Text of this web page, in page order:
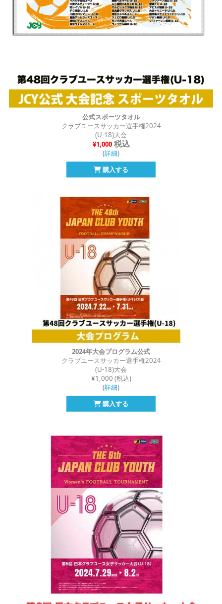
公式スポーツタオル
クラブユースサッカー選手権2024
(U-18)大会
¥1,000税込
(詳細)
購入する
2024年大会プログラム公式
クラブユースサッカー選手権2024
(U-18)大会
¥1,000 (税込)
(詳細)
購入する